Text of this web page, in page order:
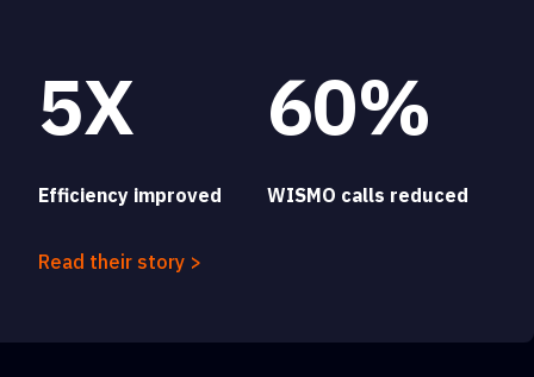
5X
Efficiency improved
60%
WISMO calls reduced
Read their story >